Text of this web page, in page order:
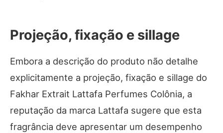
Projeção, fixação e sillage
Embora a descrição do produto não detalhe
explicitamente a projeção, fixação e sillage do
Fakhar Extrait Lattafa Perfumes Colônia, a
reputação da marca Lattafa sugere que esta
fragrância deve apresentar um desempenho